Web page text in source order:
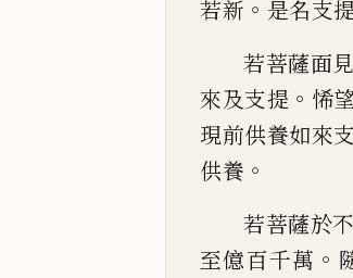
若新 。 是名支
若菩薩面
來及支提 。 悕
現前供養如來
供養 。
若菩薩於
至億百千萬 。